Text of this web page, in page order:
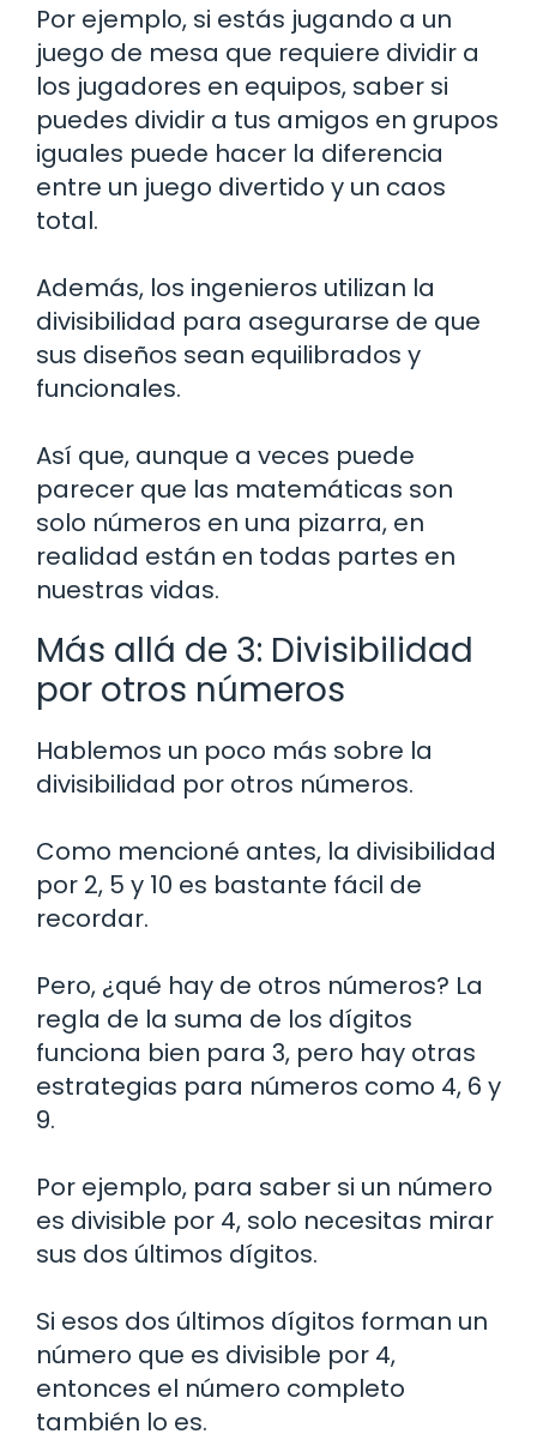
Por ejemplo, si estás jugando a un
juego de mesa que requiere dividir a
los jugadores en equipos, saber si
puedes dividir a tus amigos en grupos
iguales puede hacer la diferencia
entre un juego divertido y un caos
total.
Además, los ingenieros utilizan la
divisibilidad para asegurarse de que
sus diseños sean equilibrados y
funcionales.
Así que, aunque a veces puede
parecer que las matemáticas son
solo números en una pizarra, en
realidad están en todas partes en
nuestras vidas.
Más allá de 3: Divisibilidad
por otros números
Hablemos un poco más sobre la
divisibilidad por otros números.
Como mencioné antes, la divisibilidad
por 2, 5 y 10 es bastante fácil de
recordar.
Pero, ¿qué hay de otros números? La
regla de la suma de los dígitos
funciona bien para 3, pero hay otras
estrategias para números como 4, 6 y
9.
Por ejemplo, para saber si un número
es divisible por 4, solo necesitas mirar
sus dos últimos dígitos.
Si esos dos últimos dígitos forman un
número que es divisible por 4,
entonces el número completo
también lo es.